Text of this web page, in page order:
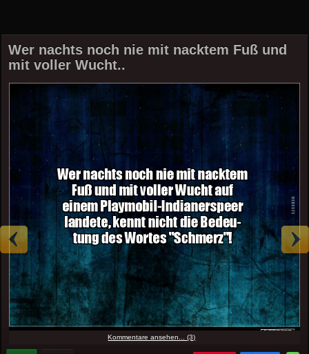
Wer nachts noch nie mit nacktem Fuß und
mit voller Wucht..
Kommentare ansehen... (3)